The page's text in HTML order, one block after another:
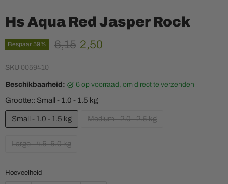
Hs Aqua Red Jasper Rock
Bespaar 59% Oorspronkelijke prijs
6,15 Huidige prijs
2,50
SKU 0059410
Beschikbaarheid: 6 op voorraad, om direct te verzenden
Grootte:: Small - 1.0 - 1.5 kg
Small - 1.0 - 1.5 kg Medium - 2.0 - 2.5 kg
Large - 4.5-5.0 kg
Hoeveelheid